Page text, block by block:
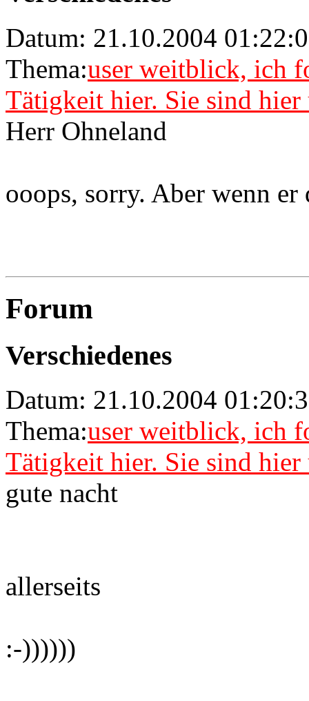
Datum: 21.10.2004
Thema:user weitblick, ich
Tätigkeit hier. Sie sind hier
Herr Ohneland
ooops, sorry. Aber wenn
Forum
Verschiedenes
Datum: 21.10.2004
Thema:user weitblick, ich
Tätigkeit hier. Sie sind hier
gute nacht
allerseits
:-))))))